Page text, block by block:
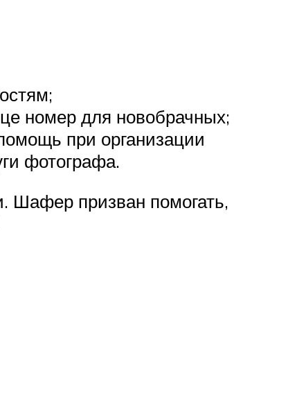
номер для новобрачных;
при организации
фотографа.
Шафер призван помогать,